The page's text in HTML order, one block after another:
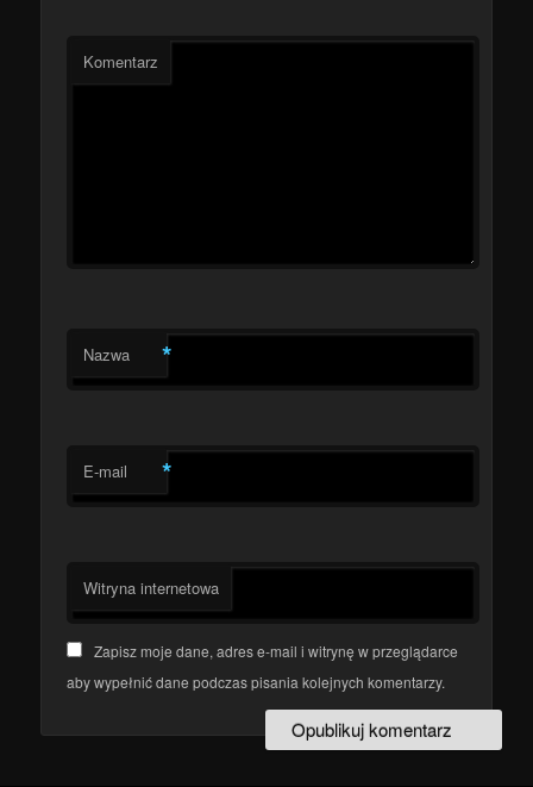
Komentarz
Nazwa *
E-mail *
Witryna internetowa
Zapisz moje dane, adres e-mail i witrynę w przeglądarce
aby wypełnić dane podczas pisania kolejnych komentarzy.